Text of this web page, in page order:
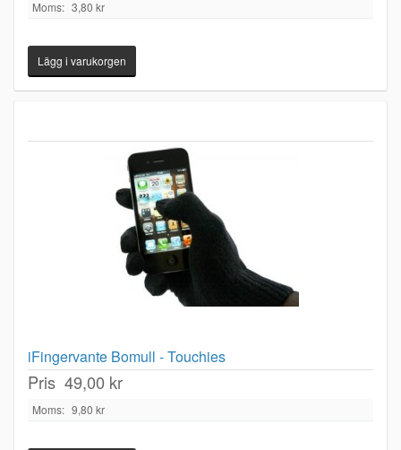
Moms: 3,80 kr
iFingervante Bomull - Touchies
Pris 49,00 kr
Moms: 9,80 kr